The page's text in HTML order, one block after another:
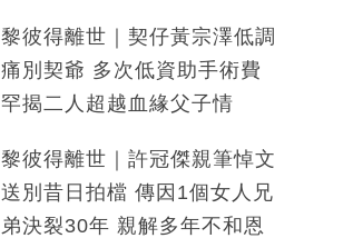
黎彼得離世｜契仔黃宗澤低調
痛別契爺 多次低資助手術費
罕揭二人超越血緣父子情
黎彼得離世｜許冠傑親筆悼文
送別昔日拍檔 傳因1個女人兄
弟決裂30年 親解多年不和恩